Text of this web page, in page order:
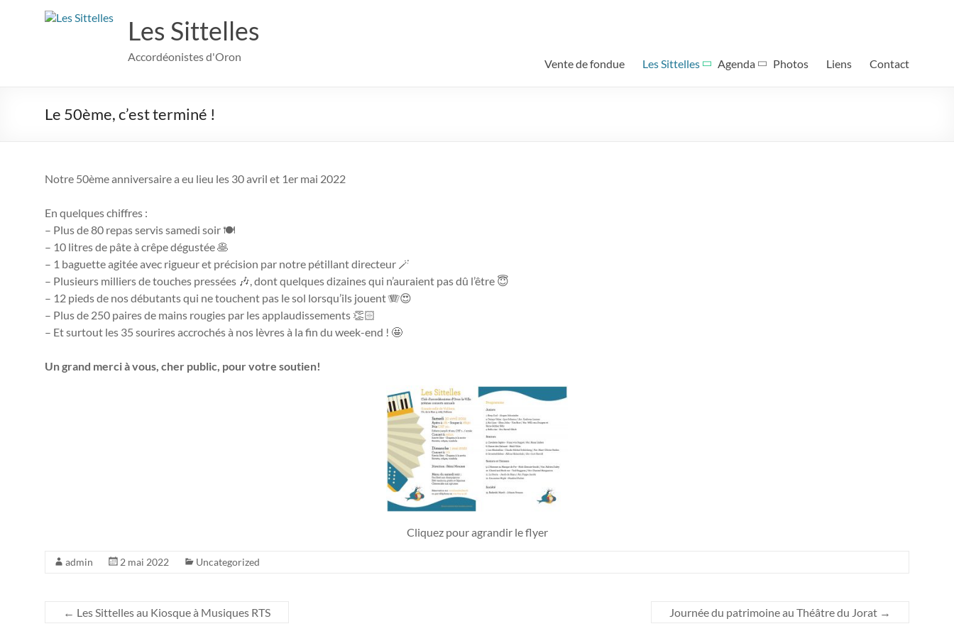
Les Sittelles
Accordéonistes d'Oron
Vente de fondue Les Sittelles Agenda Photos Liens Contact
Le 50ème, c’est terminé !
Notre 50ème anniversaire a eu lieu les 30 avril et 1er mai 2022
En quelques chiffres :
– Plus de 80 repas servis samedi soir 🍽
– 10 litres de pâte à crêpe dégustée 🥞
– 1 baguette agitée avec rigueur et précision par notre pétillant directeur 🪄
– Plusieurs milliers de touches pressées 🎶, dont quelques dizaines qui n’auraient pas dû l’être 😇
– 12 pieds de nos débutants qui ne touchent pas le sol lorsqu’ils jouent 🪗😍
– Plus de 250 paires de mains rougies par les applaudissements 👏🏻
– Et surtout les 35 sourires accrochés à nos lèvres à la fin du week-end ! 🤩
Un grand merci à vous, cher public, pour votre soutien!
Cliquez pour agrandir le flyer
admin 2 mai 2022 Uncategorized
← Les Sittelles au Kiosque à Musiques RTS Journée du patrimoine au Théâtre du Jorat →